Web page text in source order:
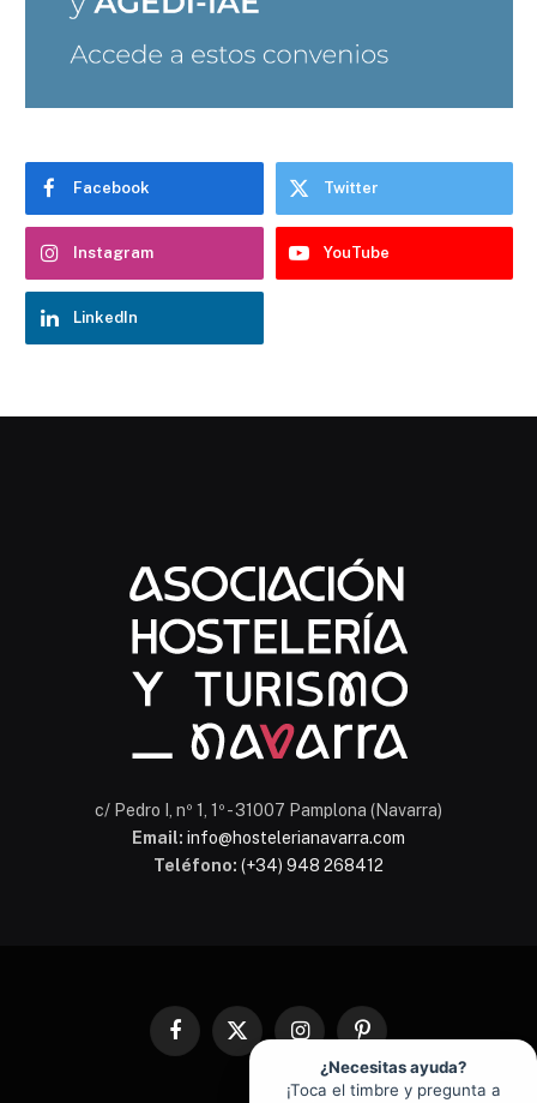
Facebook Twitter
Instagram YouTube
LinkedIn
¿Necesitas ayuda?
¡Toca el timbre y pregunta a
Chatbot Hostelería Navarra
En línea
c/ Pedro I, nº 1, 1º - 31007 Pamplona (Navarra)
Email: info@hostelerianavarra.com
Teléfono: (+34) 948 268412
Facebook
X
(Twitter)
InstagramPinterest